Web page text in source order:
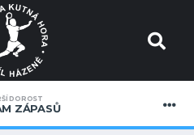
DOROST
ZÁPASŮ